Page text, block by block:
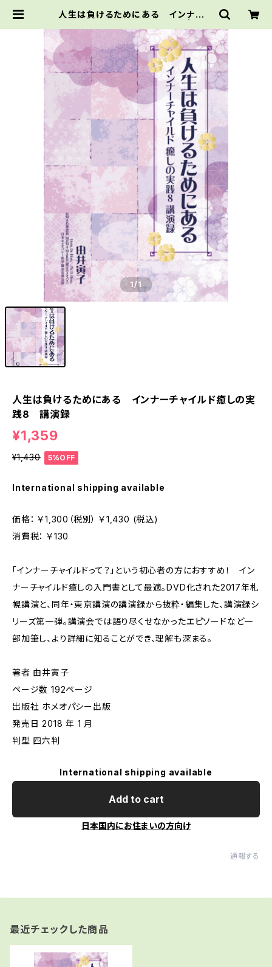
人生は負けるためにある インナーチ
庭 Beauty & Books Shop
1/1
人生は負けるためにある インナーチャイルド癒しの実
践8 講演録
¥1,359
¥1,430 5%OFF
International shipping available
価格： ￥1,300（税別） ￥1,430 (税込)
消費税： ￥130
「インナーチャイルドって？」という初心者の方におすすめ！ イン
ナーチャイルド癒しの入門書として最適。DVD化された2017年札
幌講演と、同年・東京講演の講演録から抜粋・編集した、講演録シ
リーズ第一弾。講演会では語り尽くせなかったエピソードなど一
部加筆し、より詳細に知ることができ、理解も深まる。
著者 由井寅子
ページ数 192ページ
出版社 ホメオパシー出版
発売日 2018 年 1 月
判型 四六判
International shipping available
Add to cart
日本国内にお住まいの方向け
通報する
最近チェックした商品